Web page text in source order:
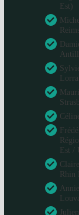
Est)
Est
Rhin